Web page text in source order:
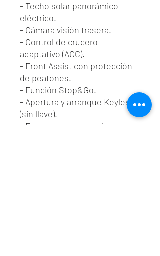
- Techo solar panorámico
eléctrico.
- Cámara visión trasera.
- Control de crucero
adaptativo (ACC).
- Front Assist con protección
de peatones.
- Función Stop&Go.
- Apertura y arranque Keyless
(sin llave).
- Freno de emergencia en